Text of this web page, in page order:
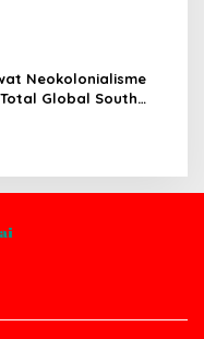
Neokolonialisme
Global South